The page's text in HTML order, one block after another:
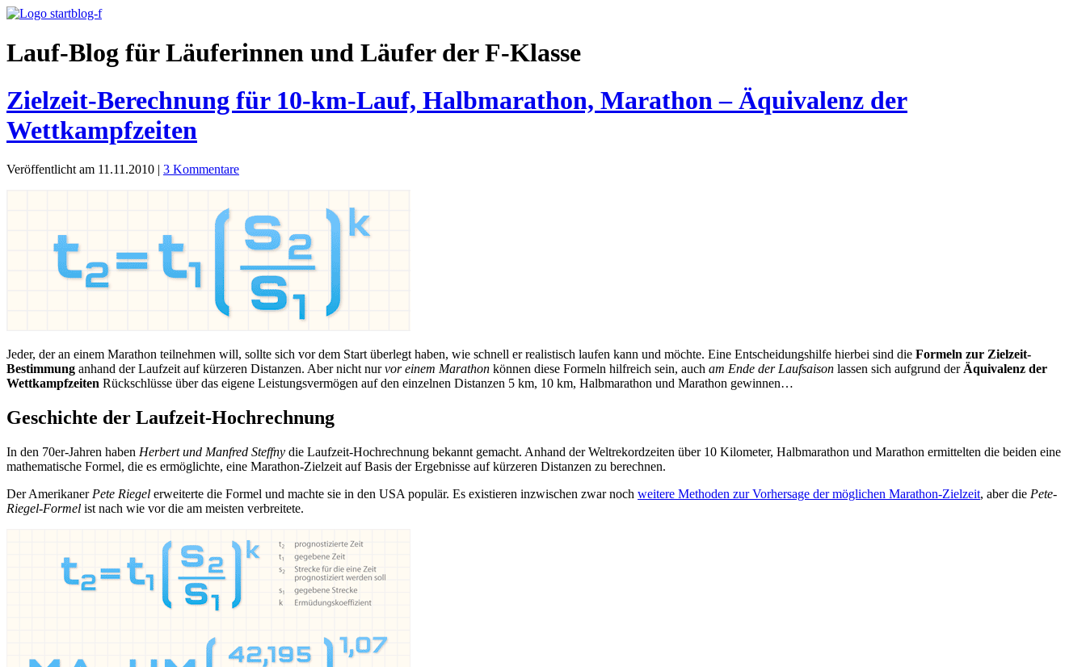
Lauf-Blog für Läuferinnen und Läufer der F-Klasse
Zielzeit-Berechnung für 10-km-Lauf, Halbmarathon, Marathon – Äquivalenz der
Wettkampfzeiten
Veröffentlicht am 11.11.2010 | 3 Kommentare
Jeder, der an einem Marathon teilnehmen will, sollte sich vor dem Start überlegt haben, wie schnell er realistisch laufen kann und möchte. Eine Entscheidungshilfe hierbei sind die Formeln zur Zielzeit-
Bestimmung anhand der Laufzeit auf kürzeren Distanzen. Aber nicht nurvor einem Marathon können diese Formeln hilfreich sein, auch am Ende der Laufsaison lassen sich aufgrund der Äquivalenz der
Wettkampfzeiten Rückschlüsse über das eigene Leistungsvermögen auf den einzelnen Distanzen 5 km, 10 km, Halbmarathon und Marathon gewinnen…
Geschichte der Laufzeit-Hochrechnung
In den 70er-Jahren haben Herbert und Manfred Steffny die Laufzeit-Hochrechnung bekannt gemacht. Anhand der Weltrekordzeiten über 10 Kilometer, Halbmarathon und Marathon ermittelten die beiden eine
mathematische Formel, die es ermöglichte, eine Marathon-Zielzeit auf Basis der Ergebnisse auf kürzeren Distanzen zu berechnen.
Der Amerikaner Pete Riegel erweiterte die Formel und machte sie in den USA populär. Es existieren inzwischen zwar noch weitere Methoden zur Vorhersage der möglichen Marathon-Zielzeit, aber die Pete-
Riegel-Formel ist nach wie vor die am meisten verbreitete.